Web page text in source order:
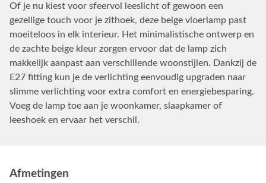
Of je nu kiest voor sfeervol leeslicht of gewoon een
gezellige touch voor je zithoek, deze beige vloerlamp past
moeiteloos in elk interieur. Het minimalistische ontwerp en
de zachte beige kleur zorgen ervoor dat de lamp zich
makkelijk aanpast aan verschillende woonstijlen. Dankzij de
E27 fitting kun je de verlichting eenvoudig upgraden naar
slimme verlichting voor extra comfort en energiebesparing.
Voeg de lamp toe aan je woonkamer, slaapkamer of
leeshoek en ervaar het verschil.
Afmetingen